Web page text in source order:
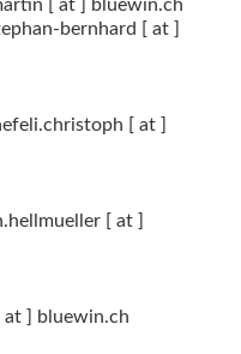
[ at ] bluewin.ch
bernhard [ at ]
[ at ]
[ at ]
at ] bluewin.ch